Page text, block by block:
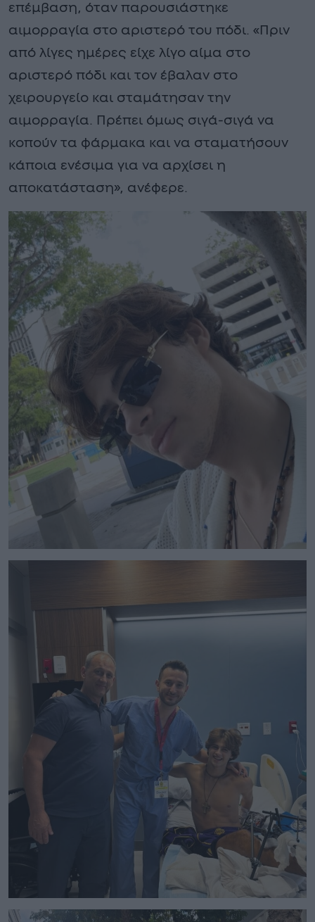
επέμβαση, όταν παρουσιάστηκε
αιμορραγία στο αριστερό του πόδι. «Πριν
από λίγες ημέρες είχε λίγο αίμα στο
αριστερό πόδι και τον έβαλαν στο
χειρουργείο και σταμάτησαν την
αιμορραγία. Πρέπει όμως σιγά-σιγά να
κοπούν τα φάρμακα και να σταματήσουν
κάποια ενέσιμα για να αρχίσει η
αποκατάσταση», ανέφερε.